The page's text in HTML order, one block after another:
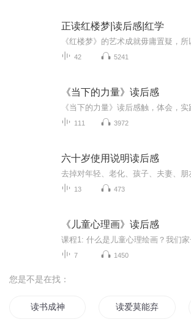
正读红楼梦|读后感|红学
42 5241
《当下的力量》读后感
《当下的力量》读后感触，体会，实
111 3972
六十岁使用说明读后感
13 473
《儿童心理画》读后感
7 1450
您是不是在找：
读书成神 读爱莫能弃有感